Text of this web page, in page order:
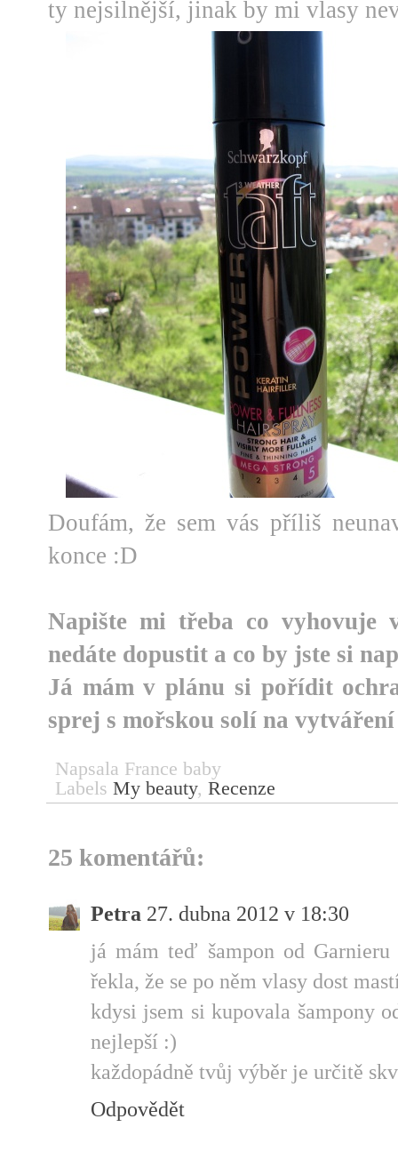
ty nejsilnější, jinak by mi vlasy
Doufám, že sem vás příliš
konce :D
Napište mi třeba co vyhovuje
nedáte dopustit a co by jste si
Já mám v plánu si pořídit
sprej s mořskou solí na
Napsala France baby
Labels My beauty, Recenze
25 komentářů:
Petra 27. dubna 2012 v 18:30
já mám teď šampon od
řekla, že se po něm vlasy dost
kdysi jsem si kupovala šampony
nejlepší :)
každopádně tvůj výběr je určitě
Odpovědět